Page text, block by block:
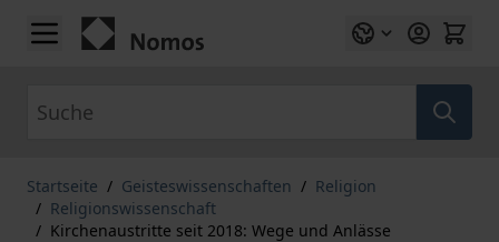
Zum Inhalt springen
Startseite / Geisteswissenschaften / Religion
/ Religionswissenschaft
/ Kirchenaustritte seit 2018: Wege und Anlässe